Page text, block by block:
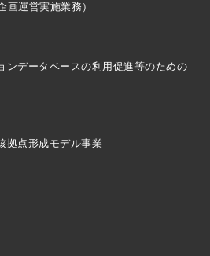
画運営実施業務）
ンデータベースの利用促進等のための
拠点形成モデル事業